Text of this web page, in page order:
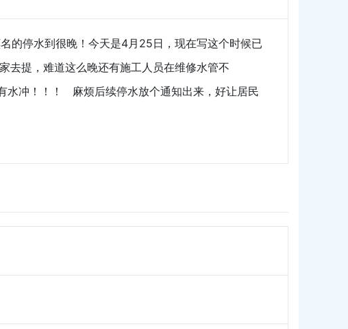
的停水到很晚！今天是4月25日，现在写这个时候已
去提，难道这么晚还有施工人员在维修水管不
水冲！！！ 麻烦后续停水放个通知出来，好让居民